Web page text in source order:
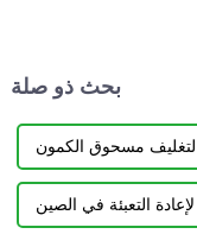
بحث ذو صلة
التعبئة في الصين